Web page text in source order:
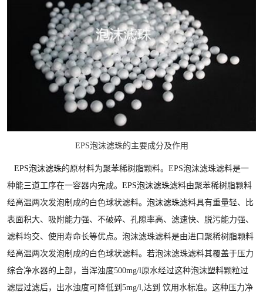
EPS泡沫滤珠的主要成分及作用
EPS泡沫滤珠的原材料为聚苯稀树脂颗料。EPS泡沫滤珠滤料是一
种能三道工序在一容器内完成。 EPS泡沫滤珠滤料由聚苯稀树脂颗料
经高温两次发泡制成的白色球状滤料。 泡沫滤珠滤料具有重量轻、比
表面积大、吸附能力强、不破碎、孔隙率高、滤速快、脱污能力强、
滤料均交、使用寿命长等优点。泡沫滤珠滤料是由进口聚稀树脂颗料
经高温两次发泡制成的白色球状滤料。若泡沫滤珠滤料其覆盖于压力
综合净水器的上部，当浑浊度500mg/l原水经过这种泡沫塑料颗粒过
滤层过滤后，出水浊度可降低到5mg/l,达到 饮用水标准。这种压力净